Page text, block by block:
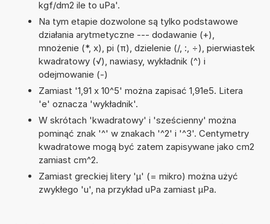
kgf/dm2 ile to uPa'.
Na tym etapie dozwolone są tylko podstawowe
działania arytmetyczne --- dodawanie (+),
mnożenie (*, x), pi (π), dzielenie (/, :, ÷), pierwiastek
kwadratowy (√), nawiasy, wykładnik (^) i
odejmowanie (-)
Zamiast '1,91 x 10^5' można zapisać 1,91e5. Litera
'e' oznacza 'wykładnik'.
W skrótach 'kwadratowy' i 'sześcienny' można
pominąć znak '^' w znakach '^2' i '^3'. Centymetry
kwadratowe mogą być zatem zapisywane jako cm2
zamiast cm^2.
Zamiast greckiej litery 'µ' (= mikro) można użyć
zwykłego 'u', na przykład uPa zamiast µPa.